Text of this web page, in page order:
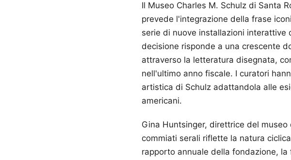
Il Museo Charles M. Schulz di Santa
prevede l'integrazione della frase
serie di nuove installazioni
decisione risponde a una crescente
attraverso la letteratura disegnata,
nell'ultimo anno fiscale. I curatori
artistica di Schulz adattandola alle
americani.
Gina Huntsinger, direttrice del
commiati serali riflette la natura
rapporto annuale della fondazione,